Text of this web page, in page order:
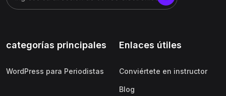
categorías principales
WordPress para Periodistas
Enlaces útiles
Conviértete en instructor
Blog